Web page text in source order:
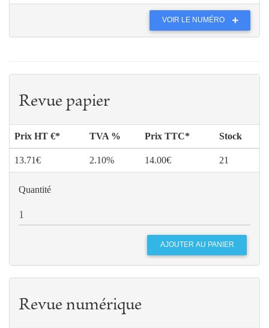
VOIR LE NUMÉRO
Revue papier
Prix HT €* TVA % Prix TTC* Stock
13.71€ 2.10% 14.00€ 21
Quantité
Revue numérique